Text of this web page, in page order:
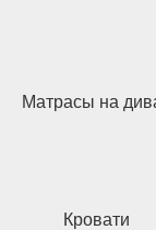
Матрасы на
Кровати